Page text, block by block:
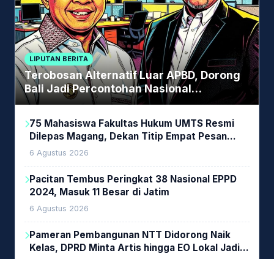
LIPUTAN BERITA
Terobosan Alternatif Luar APBD, Dorong
Bali Jadi Percontohan Nasional
Pembiayaan Daerah
75 Mahasiswa Fakultas Hukum UMTS Resmi
Dilepas Magang, Dekan Titip Empat Pesan
Penting
6 Agustus 2026
Pacitan Tembus Peringkat 38 Nasional EPPD
2024, Masuk 11 Besar di Jatim
6 Agustus 2026
Pameran Pembangunan NTT Didorong Naik
Kelas, DPRD Minta Artis hingga EO Lokal Jadi